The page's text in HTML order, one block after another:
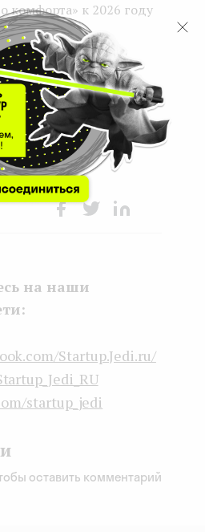
комфорта» к 2026 году
$240 млрд.
k
на наши
Startup.Jedi.ru/
startup_jedi
оставить комментарий